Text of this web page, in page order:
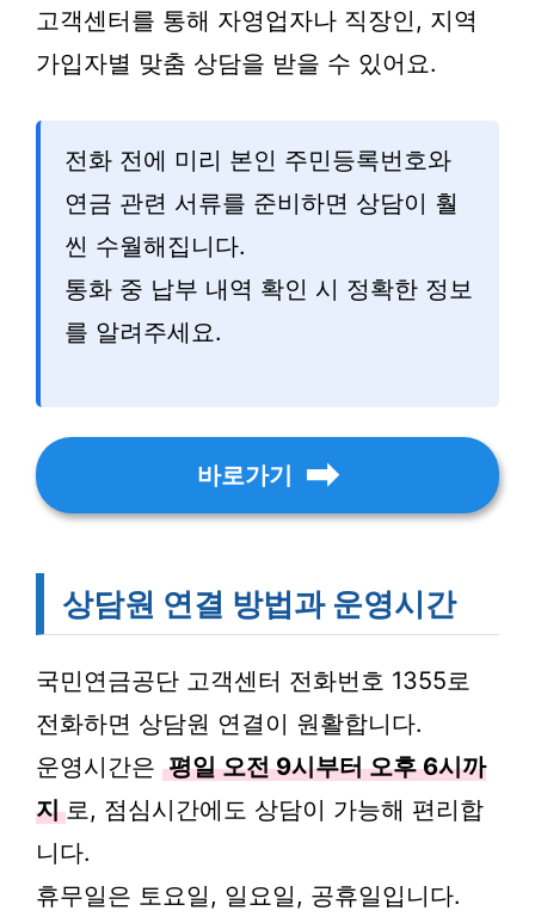
고객센터를 통해 자영업자나 직장인, 지역
가입자별 맞춤 상담을 받을 수 있어요.
전화 전에 미리 본인 주민등록번호와
연금 관련 서류를 준비하면 상담이 훨
씬 수월해집니다.
통화 중 납부 내역 확인 시 정확한 정보
를 알려주세요.
바로가기
상담원 연결 방법과 운영시간
국민연금공단 고객센터 전화번호 1355로
전화하면 상담원 연결이 원활합니다.
운영시간은 평일 오전 9시부터 오후 6시까
지 로, 점심시간에도 상담이 가능해 편리합
니다.
휴무일은 토요일, 일요일, 공휴일입니다.